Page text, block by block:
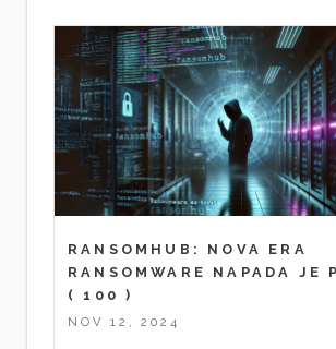
RANSOMHUB: NOVA ERA
RANSOMWARE NAPADA JE
( 100 )
NOV 12, 2024